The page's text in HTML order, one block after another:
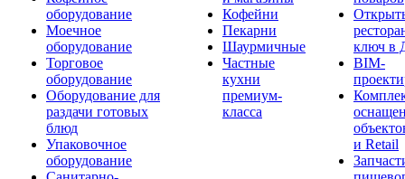
оборудование
Моечное
оборудование
Торговое
оборудование
Оборудование для
раздачи готовых
блюд
Упаковочное
оборудование
Кофейни
Пекарни
Шаурмичные
Частные
кухни
премиум-
класса
ключ в
BIM-
и Retail